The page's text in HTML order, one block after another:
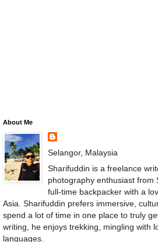
About Me
Selangor, Malaysia
Sharifuddin is a freelance
photography enthusiast from
full-time backpacker with a
Asia. Sharifuddin prefers immersive,
spend a lot of time in one place to truly
writing, he enjoys trekking, mingling with
languages.